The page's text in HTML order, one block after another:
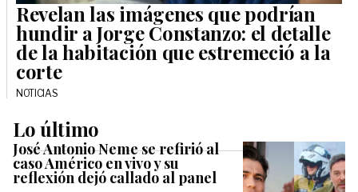
Revelan las imágenes que podrían
hundir a Jorge Constanzo: el detalle
de la habitación que estremeció a la
corte
NOTICIAS
Lo último
José Antonio Neme se refirió al
caso Américo en vivo y su
reflexión dejó callado al panel